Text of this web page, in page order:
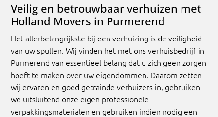
Veilig en betrouwbaar verhuizen met
Holland Movers in Purmerend
Het allerbelangrijkste bij een verhuizing is de veiligheid
van uw spullen. Wij vinden het met ons verhuisbedrijf in
Purmerend van essentieel belang dat u zich geen zorgen
hoeft te maken over uw eigendommen. Daarom zetten
wij ervaren en goed getrainde verhuizers in, gebruiken
we uitsluitend onze eigen professionele
verpakkingsmaterialen en gebruiken indien nodig een